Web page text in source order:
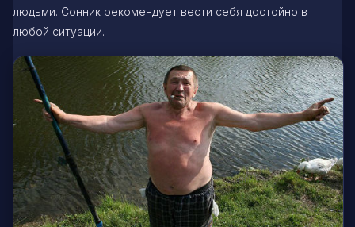
людьми. Сонник рекомендует вести себя достойно в
любой ситуации.